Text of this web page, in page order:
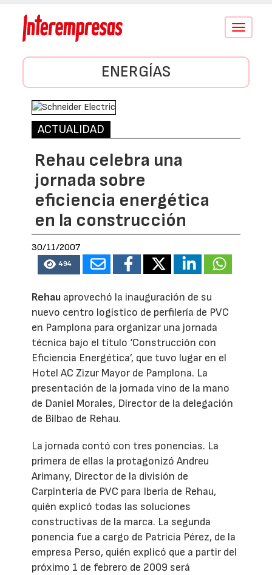
Conmutar
ENERGÍAS
ACTUALIDAD
Rehau celebra una
jornada sobre
eficiencia energética
en la construcción
30/11/2007
494
Rehau aprovechó la inauguración de su
nuevo centro logístico de perfilería de PVC
en Pamplona para organizar una jornada
técnica bajo el título ‘Construcción con
Eficiencia Energética’, que tuvo lugar en el
Hotel AC Zizur Mayor de Pamplona. La
presentación de la jornada vino de la mano
de Daniel Morales, Director de la delegación
de Bilbao de Rehau.
La jornada contó con tres ponencias. La
primera de ellas la protagonizó Andreu
Arimany, Director de la división de
Carpintería de PVC para Iberia de Rehau,
quién explicó todas las soluciones
constructivas de la marca. La segunda
ponencia fue a cargo de Patricia Pérez, de la
empresa Perso, quién explicó que a partir del
próximo 1 de febrero de 2009 será